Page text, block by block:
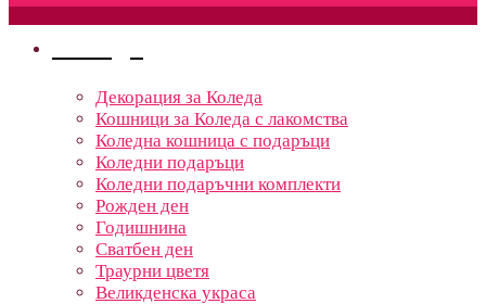
Декорация за Коледа
Кошници за Коледа с лакомства
Коледна кошница с подаръци
Коледни подаръци
Коледни подаръчни комплекти
Рожден ден
Годишнина
Сватбен ден
Траурни цветя
Великденска украса